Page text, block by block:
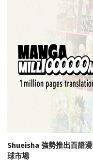
Shueisha 強勢推出百語漫
球市場